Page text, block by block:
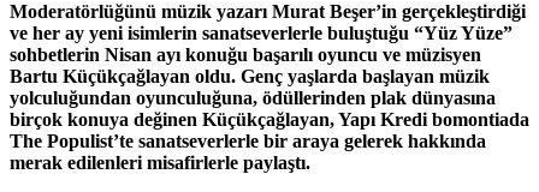
Moderatörlüğünü müzik yazarı Murat Beşer’in gerçekleştirdiği
ve her ay yeni isimlerin sanatseverlerle buluştuğu “Yüz Yüze”
sohbetlerin Nisan ayı konuğu başarılı oyuncu ve müzisyen
Bartu Küçükçağlayan oldu. Genç yaşlarda başlayan müzik
yolculuğundan oyunculuğuna, ödüllerinden plak dünyasına
birçok konuya değinen Küçükçağlayan, Yapı Kredi bomontiada
The Populist’te sanatseverlerle bir araya gelerek hakkında
merak edilenleri misafirlerle paylaştı.